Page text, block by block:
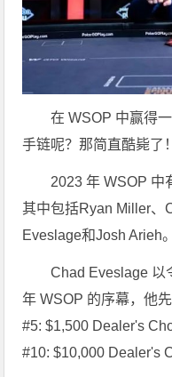
在 WSOP 中赢得
手链呢？那简直酷毙了！
2023 年 WSOP 中
其中包括Ryan Miller、
Eveslage和Josh Arieh。
Chad Eveslage 以
年 WSOP 的序幕，他
#5: $1,500 Dealer's
#10: $10,000 Dealer's